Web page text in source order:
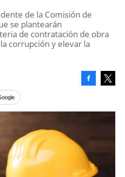
de la Comisión de
se plantearán
de contratación de obra
corrupción y elevar la